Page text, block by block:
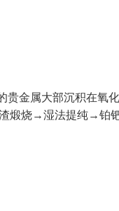
贵金属大部沉积在氧
煅烧→湿法提纯→铂